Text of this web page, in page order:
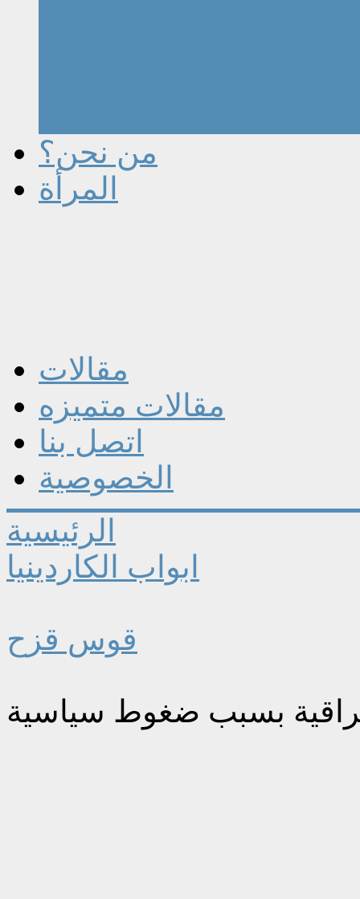
من نحن؟
المرأة
مقالات
مقالات متميزه
اتصل بنا
الخصوصية
الرئيسية
ابواب الكاردينيا
قوس قزح
بسبب ضغوط سياسية